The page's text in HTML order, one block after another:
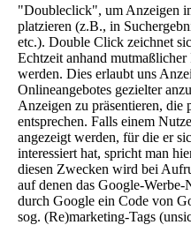
"Doubleclick", um Anzeigen
platzieren (z.B., in
etc.). Double Click zeichnet
Echtzeit anhand
werden. Dies erlaubt uns
Onlineangebotes gezielter
Anzeigen zu präsentieren, die
entsprechen. Falls einem
angezeigt werden, für die er
interessiert hat, spricht man
diesen Zwecken wird bei
auf denen das Google-
durch Google ein Code von
sog. (Re)marketing-Tags